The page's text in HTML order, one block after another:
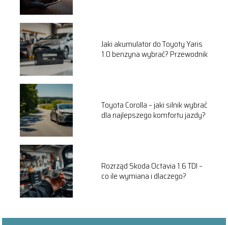
Jaki akumulator do Toyoty Yaris
1.0 benzyna wybrać? Przewodnik
Toyota Corolla – jaki silnik wybrać
dla najlepszego komfortu jazdy?
Rozrząd Skoda Octavia 1.6 TDI –
co ile wymiana i dlaczego?